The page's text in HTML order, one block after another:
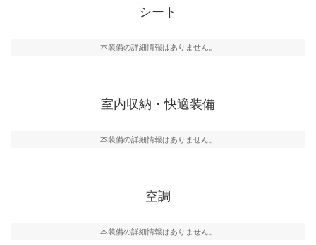
シート
本装備の詳細情報はありません。
室内収納・快適装備
本装備の詳細情報はありません。
空調
本装備の詳細情報はありません。